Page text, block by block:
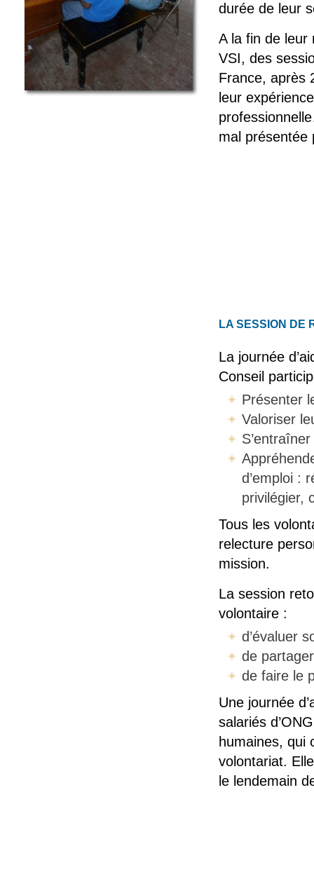
durée de leur
A la fin de leur
VSI, des
France, après
leur
mal présentée
LA SESSION DE
La journée
Conseil
Présenter
Valoriser
d’emploi :
privilégier,
Tous les
relecture
mission.
La session
volontaire :
d’évaluer
de
de faire le
Une journée
salariés
humaines, qui
volontariat.
le lendemain